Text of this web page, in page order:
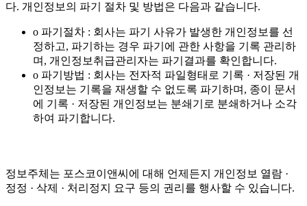
다. 개인정보의 파기 절차 및 방법은 다음과 같습니다.
o 파기절차 : 회사는 파기 사유가 발생한 개인정보를 선
정하고, 파기하는 경우 파기에 관한 사항을 기록 관리하
며, 개인정보취급관리자는 파기결과를 확인합니다.
o 파기방법 : 회사는 전자적 파일형태로 기록 · 저장된 개
인정보는 기록을 재생할 수 없도록 파기하며, 종이 문서
에 기록 · 저장된 개인정보는 분쇄기로 분쇄하거나 소각
하여 파기합니다.
정보주체는 포스코이앤씨에 대해 언제든지 개인정보 열람 ·
정정 · 삭제 · 처리정지 요구 등의 권리를 행사할 수 있습니다.